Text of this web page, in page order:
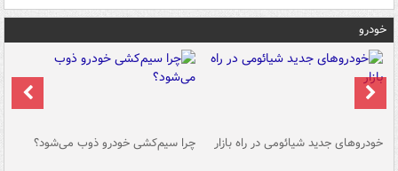
خودرو
خودروهای جدید شیائومی در راه بازار چرا سیم‌کشی خودرو ذوب می‌شود؟